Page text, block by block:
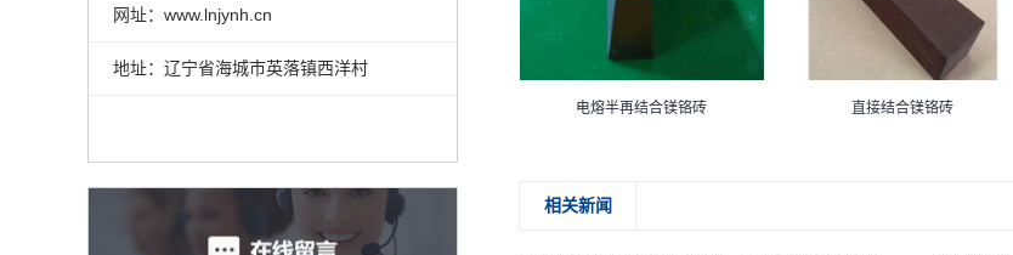
网址：www.lnjynh.cn
地址：辽宁省海城市英落镇西洋村
电熔半再结合镁铬砖 直接结合镁铬砖
相关新闻